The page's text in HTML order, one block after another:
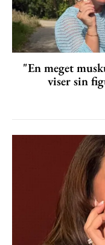
"En meget
viser sin